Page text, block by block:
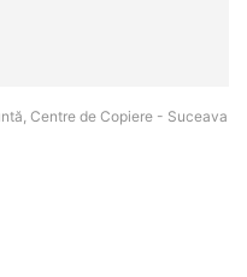
Centre de Copiere - Suceava